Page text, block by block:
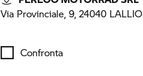
Via Provinciale, 9, 24040 LALLIO
Confronta